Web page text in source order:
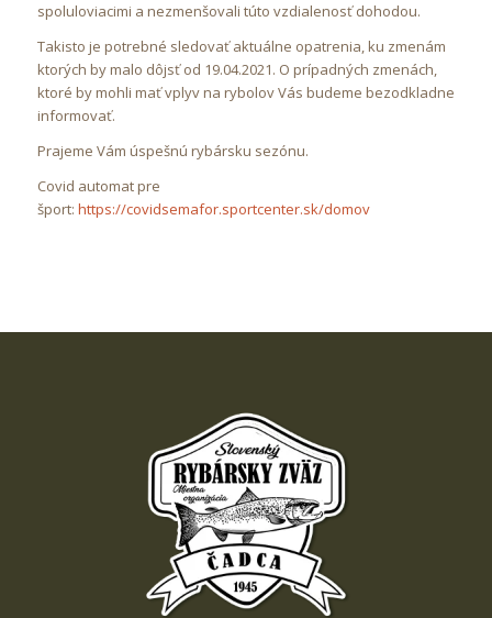
spoluloviacimi a nezmenšovali túto vzdialenosť dohodou.
Takisto je potrebné sledovať aktuálne opatrenia, ku zmenám
ktorých by malo dôjsť od 19.04.2021. O prípadných zmenách,
ktoré by mohli mať vplyv na rybolov Vás budeme bezodkladne
informovať.
Prajeme Vám úspešnú rybársku sezónu.
Covid automat pre
šport: https://covidsemafor.sportcenter.sk/domov